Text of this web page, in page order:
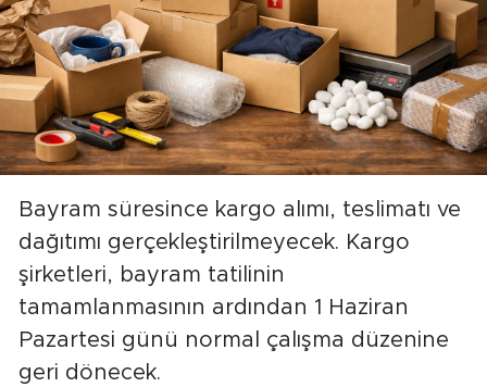
Bayram süresince kargo alımı, teslimatı ve
dağıtımı gerçekleştirilmeyecek. Kargo
şirketleri, bayram tatilinin
tamamlanmasının ardından 1 Haziran
Pazartesi günü normal çalışma düzenine
geri dönecek.